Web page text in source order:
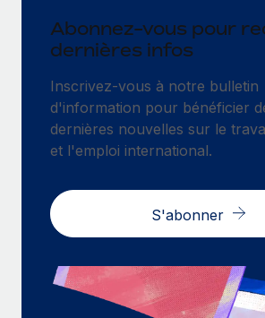
Abonnez-vous pour
dernières infos
Inscrivez-vous à notre bulletin
d'information pour bénéficier
dernières nouvelles sur le
et l'emploi international.
S'abonner